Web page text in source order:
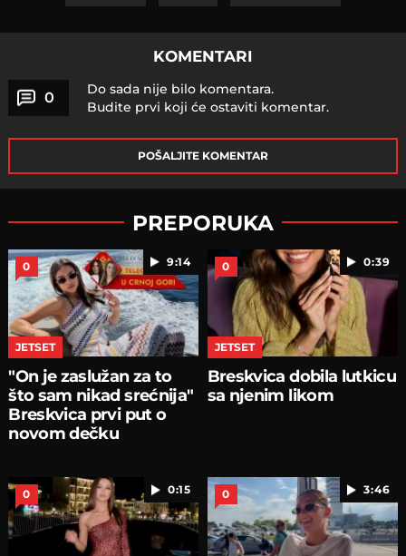
KOMENTARI
0
Do sada nije bilo komentara.
Budite prvi koji će ostaviti komentar.
POŠALJITE KOMENTAR
PREPORUKA
9:14
0
JETSET
"On je zaslužan za to
što sam nikad srećnija"
Breskvica prvi put o
novom dečku
0:39
0
JETSET
Breskvica dobila lutkicu
sa njenim likom
0:15
0 3:46
0